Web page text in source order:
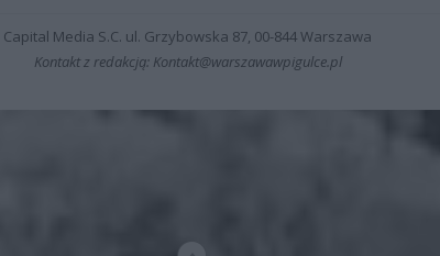
Capital Media S.C. ul. Grzybowska 87, 00-844 Warszawa
Kontakt z redakcją: Kontakt@warszawawpigulce.pl